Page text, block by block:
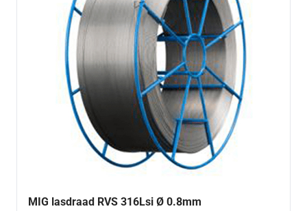
MIG lasdraad RVS 316Lsi Ø 0.8mm